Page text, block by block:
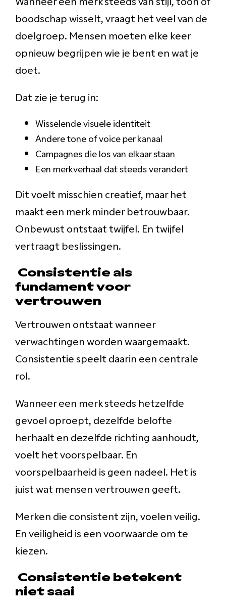
boodschap wisselt, vraagt het veel van de
doelgroep. Mensen moeten elke keer
opnieuw begrijpen wie je bent en wat je
doet.
Dat zie je terug in:
Wisselende visuele identiteit
Andere tone of voice per kanaal
Campagnes die los van elkaar staan
Een merkverhaal dat steeds verandert
Dit voelt misschien creatief, maar het
maakt een merk minder betrouwbaar.
Onbewust ontstaat twijfel. En twijfel
vertraagt beslissingen.
Consistentie als
fundament voor
vertrouwen
Vertrouwen ontstaat wanneer
verwachtingen worden waargemaakt.
Consistentie speelt daarin een centrale
rol.
Wanneer een merk steeds hetzelfde
gevoel oproept, dezelfde belofte
herhaalt en dezelfde richting aanhoudt,
voelt het voorspelbaar. En
voorspelbaarheid is geen nadeel. Het is
juist wat mensen vertrouwen geeft.
Merken die consistent zijn, voelen veilig.
En veiligheid is een voorwaarde om te
kiezen.
Consistentie betekent
niet saai